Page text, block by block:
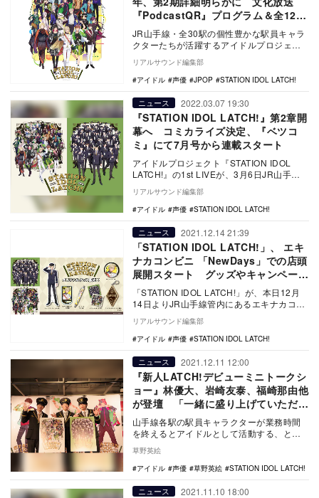
『PodcastQR』プログラム＆全12ユ
ニット新曲リリース
JR山手線・全30駅の個性豊かな駅員キャラ
クターたちが活躍するアイドルプロジェク
ト『STATION IDOL LATCH!』が、…
リアルサウンド編集部
アイドル
声優 JPOP STATION IDOL LATCH!
ニュース 2022.03.07 19:30
『STATION IDOL LATCH!』第2章開
幕へ コミカライズ決定、『ベツコ
ミ』にて7月号から連載スタート
アイドルプロジェクト『STATION IDOL
LATCH!』の1st LIVEが、3月6日JR山手線
品川駅最寄りの東京・グラン…
リアルサウンド編集部
アイドル
声優 STATION IDOL LATCH!
ニュース 2021.12.14 21:39
「STATION IDOL LATCH!」、 エキ
ナカコンビニ 「NewDays」での店頭
展開スタート グッズやキャンペーン
情報も
「STATION IDOL LATCH!」が、本日12月
14日よりJR山手線管内にあるエキナカコン
ビニ「NewDays」での店頭…
リアルサウンド編集部
アイドル
声優 STATION IDOL LATCH!
ニュース 2021.12.11 12:00
『新人LATCH!デビューミニトークシ
ョー』林優大、岩崎友泰、福崎那由他
が登壇 「一緒に盛り上げていただけ
たら」
山手線各駅の駅員キャラクターが業務時間
を終えるとアイドルとして活動する、とい
IDO…
草野英絵
アイドル
声優 草野英絵 STATION IDOL LATCH!
ニュース 2021.11.10 18:00